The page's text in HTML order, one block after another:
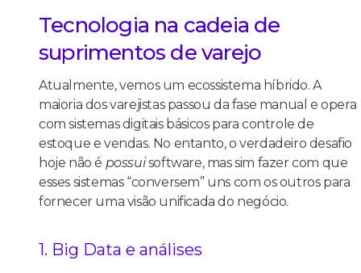
Tecnologia na cadeia de
suprimentos de varejo
Atualmente, vemos um ecossistema híbrido. A
maioria dos varejistas passou da fase manual e opera
com sistemas digitais básicos para controle de
estoque e vendas. No entanto, o verdadeiro desafio
hoje não é possuisoftware, mas sim fazer com que
esses sistemas “conversem” uns com os outros para
fornecer uma visão unificada do negócio.
1. Big Data e análises